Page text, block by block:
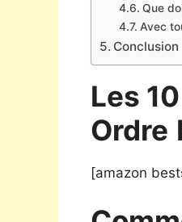
Que
Avec
Conclusion
Les
Ordre
[amazon